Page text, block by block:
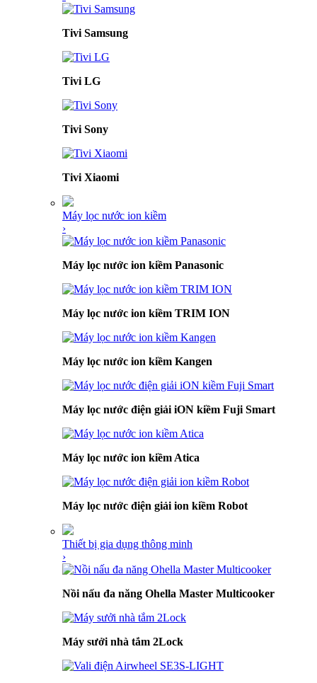
Tivi Samsung
Tivi LG
Tivi Sony
Tivi Xiaomi
Máy lọc nước ion kiềm
›
Máy lọc nước ion kiềm Panasonic
Máy lọc nước ion kiềm TRIM ION
Máy lọc nước ion kiềm Kangen
Máy lọc nước điện giải iON kiềm Fuji Smart
Máy lọc nước ion kiềm Atica
Máy lọc nước điện giải ion kiềm Robot
Thiết bị gia dụng thông minh
›
Nồi nấu đa năng Ohella Master Multicooker
Máy sưởi nhà tắm 2Lock